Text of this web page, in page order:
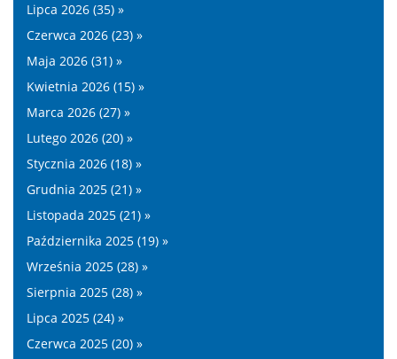
Lipca 2026 (35) »
Czerwca 2026 (23) »
Maja 2026 (31) »
Kwietnia 2026 (15) »
Marca 2026 (27) »
Lutego 2026 (20) »
Stycznia 2026 (18) »
Grudnia 2025 (21) »
Listopada 2025 (21) »
Października 2025 (19) »
Września 2025 (28) »
Sierpnia 2025 (28) »
Lipca 2025 (24) »
Czerwca 2025 (20) »